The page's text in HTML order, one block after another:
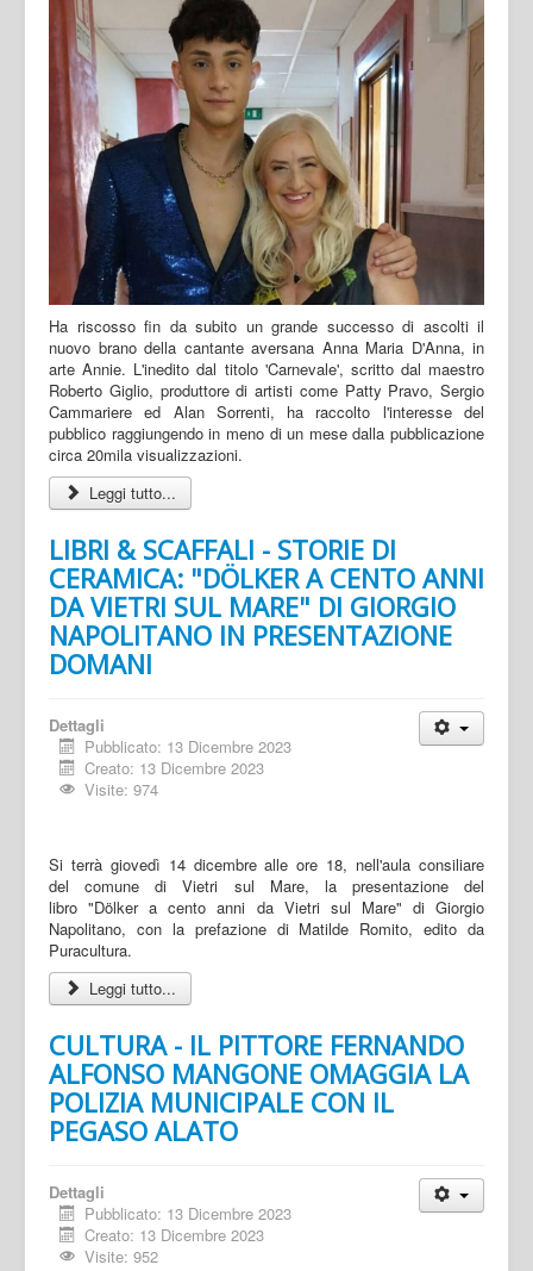
Ha riscosso fin da subito un grande successo di ascolti il
nuovo brano della cantante aversana Anna Maria D'Anna, in
arte Annie. L'inedito dal titolo 'Carnevale', scritto dal maestro
Roberto Giglio, produttore di artisti come Patty Pravo, Sergio
Cammariere ed Alan Sorrenti, ha raccolto l'interesse del
pubblico raggiungendo in meno di un mese dalla pubblicazione
circa 20mila visualizzazioni.
Leggi tutto...
LIBRI & SCAFFALI - STORIE DI
CERAMICA: "DÖLKER A CENTO ANNI
DA VIETRI SUL MARE" DI GIORGIO
NAPOLITANO IN PRESENTAZIONE
DOMANI
Dettagli
Pubblicato: 13 Dicembre 2023
Creato: 13 Dicembre 2023
Visite: 974
Si terrà giovedì 14 dicembre alle ore 18, nell'aula consiliare
del comune di Vietri sul Mare, la presentazione del
libro "Dölker a cento anni da Vietri sul Mare" di Giorgio
Napolitano, con la prefazione di Matilde Romito, edito da
Puracultura.
Leggi tutto...
CULTURA - IL PITTORE FERNANDO
ALFONSO MANGONE OMAGGIA LA
POLIZIA MUNICIPALE CON IL
PEGASO ALATO
Dettagli
Pubblicato: 13 Dicembre 2023
Creato: 13 Dicembre 2023
Visite: 952